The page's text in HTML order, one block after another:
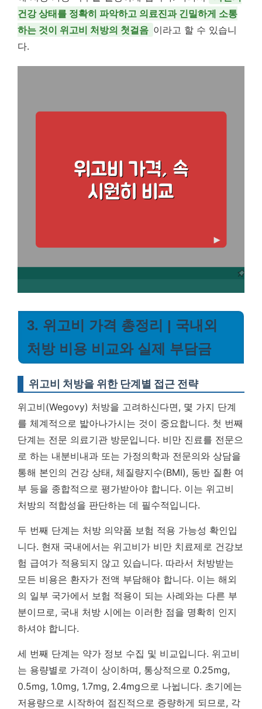
건강 상태를 정확히 파악하고 의료진과 긴밀하게 소통
하는 것이 위고비 처방의 첫걸음 이라고 할 수 있습니
다.
3. 위고비 가격 총정리 | 국내외
처방 비용 비교와 실제 부담금
위고비 처방을 위한 단계별 접근 전략
위고비(Wegovy) 처방을 고려하신다면, 몇 가지 단계
를 체계적으로 밟아나가시는 것이 중요합니다. 첫 번째
단계는 전문 의료기관 방문입니다. 비만 진료를 전문으
로 하는 내분비내과 또는 가정의학과 전문의와 상담을
통해 본인의 건강 상태, 체질량지수(BMI), 동반 질환 여
부 등을 종합적으로 평가받아야 합니다. 이는 위고비
처방의 적합성을 판단하는 데 필수적입니다.
두 번째 단계는 처방 의약품 보험 적용 가능성 확인입
니다. 현재 국내에서는 위고비가 비만 치료제로 건강보
험 급여가 적용되지 않고 있습니다. 따라서 처방받는
모든 비용은 환자가 전액 부담해야 합니다. 이는 해외
의 일부 국가에서 보험 적용이 되는 사례와는 다른 부
분이므로, 국내 처방 시에는 이러한 점을 명확히 인지
하셔야 합니다.
세 번째 단계는 약가 정보 수집 및 비교입니다. 위고비
는 용량별로 가격이 상이하며, 통상적으로 0.25mg,
0.5mg, 1.0mg, 1.7mg, 2.4mg으로 나뉩니다. 초기에는
저용량으로 시작하여 점진적으로 증량하게 되므로, 각